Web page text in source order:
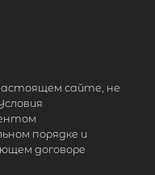
сайте, не
порядке и
договоре